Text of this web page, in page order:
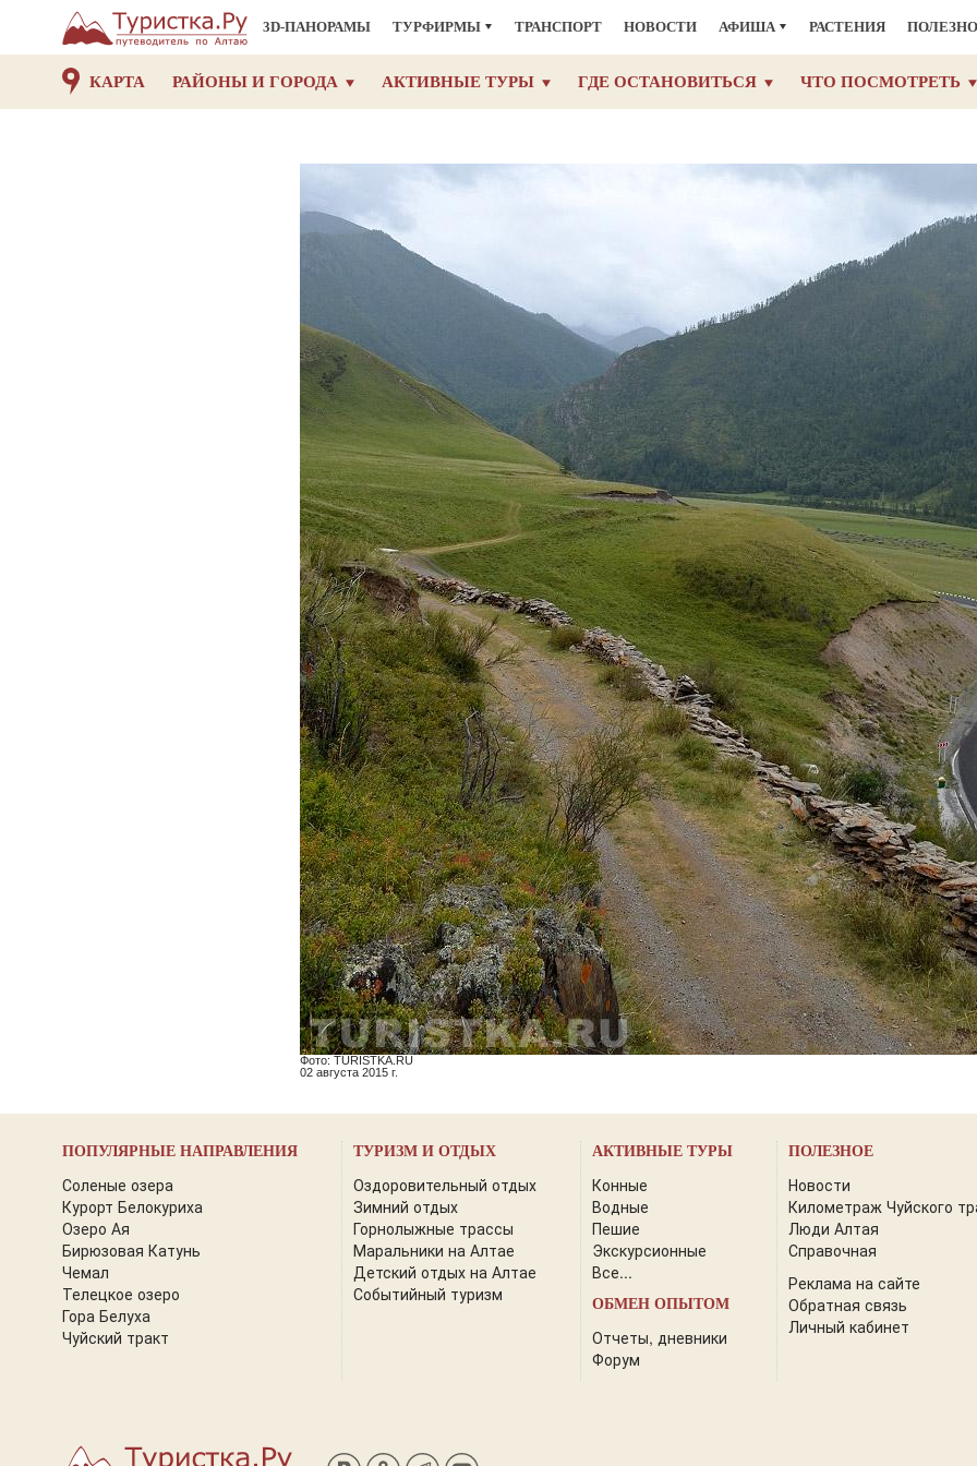
3D-ПАНОРАМЫ ТУРФИРМЫ ТРАНСПОРТ НОВОСТИ АФИША РАСТЕНИЯ
КАРТА РАЙОНЫ И ГОРОДА АКТИВНЫЕ ТУРЫ ГДЕ ОСТАНОВИТЬСЯ ЧТО ПОСМОТРЕТЬ
Фото: TURISTKA.RU
02 августа 2015 г.
ПОПУЛЯРНЫЕ НАПРАВЛЕНИЯ
Соленые озера
Курорт Белокуриха
Озеро Ая
Бирюзовая Катунь
Чемал
Телецкое озеро
Гора Белуха
Чуйский тракт
ТУРИЗМ И ОТДЫХ
Оздоровительный отдых
Зимний отдых
Горнолыжные трассы
Маральники на Алтае
Детский отдых на Алтае
Событийный туризм
АКТИВНЫЕ ТУРЫ
Конные
Водные
Пешие
Экскурсионные
Все...
ОБМЕН ОПЫТОМ
Отчеты, дневники
Форум
ПОЛЕЗНОЕ
Новости
Километраж Чуйского
Люди Алтая
Справочная
Реклама на сайте
Обратная связь
Личный кабинет